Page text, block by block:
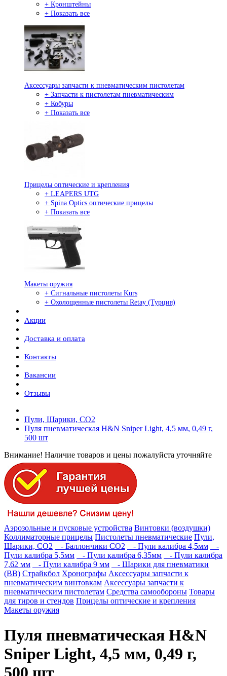
+ Кронштейны
+ Показать все
Аксессуары запчасти к пневматическим пистолетам
+ Запчасти к пистолетам пневматическим
+ Кобуры
+ Показать все
Прицелы оптические и крепления
+ LEAPERS UTG
+ Spina Optics оптические прицелы
+ Показать все
Макеты оружия
+ Сигнальные пистолеты Kurs
+ Охолощенные пистолеты Retay (Турция)
Акции
Доставка и оплата
Контакты
Вакансии
Отзывы
Пули, Шарики, СО2
Пуля пневматическая H&N Sniper Light, 4,5 мм, 0,49 г,
500 шт
Внимание! Наличие товаров и цены пожалуйста уточняйте
Аэрозольные и пусковые устройства Винтовки (воздушки)
Коллиматорные прицелы Пистолеты пневматические Пули,
Шарики, СО2
- Баллончики СО2 - Пули калибра 4,5мм
-
Пули калибра 5,5мм
- Пули калибра 6,35мм
- Пули калибра
7,62 мм
- Пули калибра 9 мм
- Шарики для пневматики
(BB) Страйкбол Хронографы Аксессуары запчасти к
пневматическим винтовкам Аксессуары запчасти к
пневматическим пистолетам Средства самообороны Товары
для тиров и стендов Прицелы оптические и крепления
Макеты оружия
Пуля пневматическая H&N
Sniper Light, 4,5 мм, 0,49 г,
500 шт